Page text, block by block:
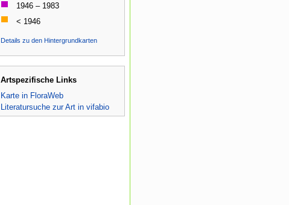
1946 – 1983
< 1946
Details zu den Hintergrundkarten
Artspezifische Links
Karte in FloraWeb
Literatursuche zur Art in vifabio